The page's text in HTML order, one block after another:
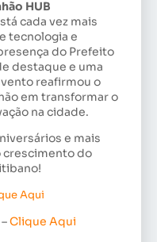
HUB
cada vez mais
tecnologia e
do Prefeito
destaque e uma
reafirmou o
em transformar o
na cidade.
e mais
crescimento do
Aqui
Clique Aqui